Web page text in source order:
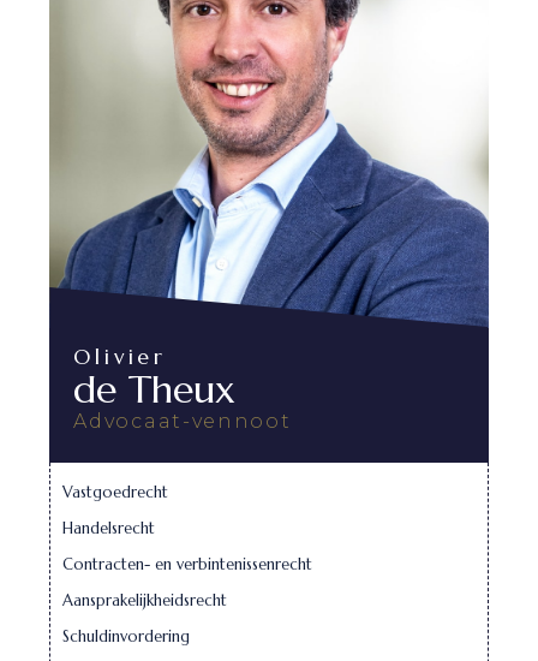
Olivier
de Theux
Advocaat-vennoot
Vastgoedrecht
Handelsrecht
Contracten- en verbintenissenrecht
Aansprakelijkheidsrecht
Schuldinvordering